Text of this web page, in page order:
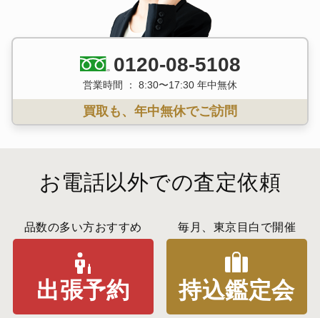
0120-08-5108
営業時間 ： 8:30〜17:30 年中無休
買取も、年中無休でご訪問
お電話以外での査定依頼
品数の多い方おすすめ
出張予約
毎月、東京目白で開催
持込鑑定会